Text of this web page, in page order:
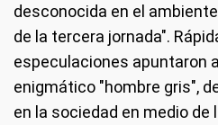
desconocida en el
de la tercera jornada".
especulaciones apuntaron
enigmático "hombre gris",
en la sociedad en medio